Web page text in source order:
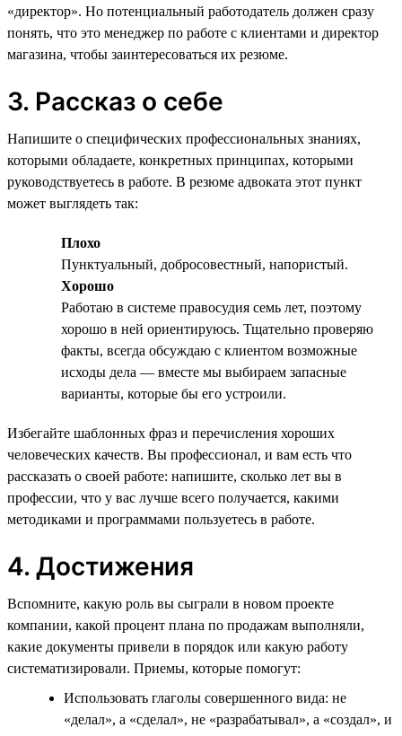
«директор». Но потенциальный работодатель должен сразу
понять, что это менеджер по работе с клиентами и директор
магазина, чтобы заинтересоваться их резюме.
3. Рассказ о себе
Напишите о специфических профессиональных знаниях,
которыми обладаете, конкретных принципах, которыми
руководствуетесь в работе. В резюме адвоката этот пункт
может выглядеть так:
Плохо
Пунктуальный, добросовестный, напористый.
Хорошо
Работаю в системе правосудия семь лет, поэтому
хорошо в ней ориентируюсь. Тщательно проверяю
факты, всегда обсуждаю с клиентом возможные
исходы дела — вместе мы выбираем запасные
варианты, которые бы его устроили.
Избегайте шаблонных фраз и перечисления хороших
человеческих качеств. Вы профессионал, и вам есть что
рассказать о своей работе: напишите, сколько лет вы в
профессии, что у вас лучше всего получается, какими
методиками и программами пользуетесь в работе.
4. Достижения
Вспомните, какую роль вы сыграли в новом проекте
компании, какой процент плана по продажам выполняли,
какие документы привели в порядок или какую работу
систематизировали. Приемы, которые помогут:
Использовать глаголы совершенного вида: не
«делал», а «сделал», не «разрабатывал», а «создал», и